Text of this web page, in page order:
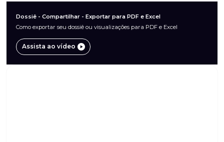
Dossiê - Compartilhar - Exportar para PDF e Excel
Como exportar seu dossiê ou visualizações para PDF e Excel
Assista ao vídeo